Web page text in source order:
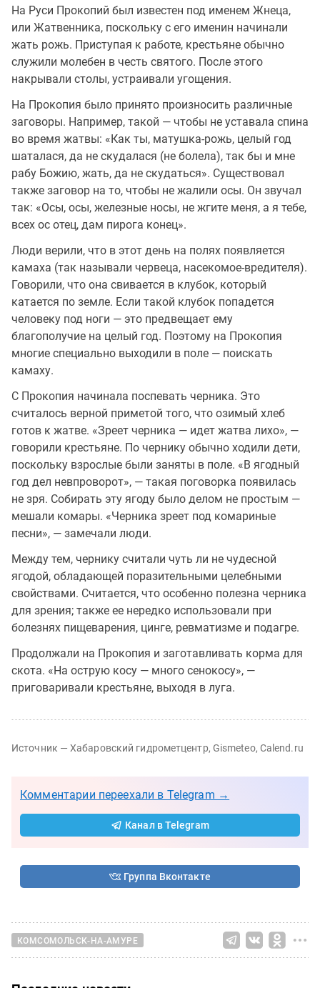
На Руси Прокопий был известен под именем Жнеца,
или Жатвенника, поскольку с его именин начинали
жать рожь. Приступая к работе, крестьяне обычно
служили молебен в честь святого. После этого
накрывали столы, устраивали угощения.
На Прокопия было принято произносить различные
заговоры. Например, такой — чтобы не уставала спина
во время жатвы: «Как ты, матушка-рожь, целый год
шаталася, да не скудалася (не болела), так бы и мне
рабу Божию, жать, да не скудаться». Существовал
также заговор на то, чтобы не жалили осы. Он звучал
так: «Осы, осы, железные носы, не жгите меня, а я тебе,
всех ос отец, дам пирога конец».
Люди верили, что в этот день на полях появляется
камаха (так называли червеца, насекомое-вредителя).
Говорили, что она свивается в клубок, который
катается по земле. Если такой клубок попадется
человеку под ноги — это предвещает ему
благополучие на целый год. Поэтому на Прокопия
многие специально выходили в поле — поискать
камаху.
С Прокопия начинала поспевать черника. Это
считалось верной приметой того, что озимый хлеб
готов к жатве. «Зреет черника — идет жатва лихо», —
говорили крестьяне. По чернику обычно ходили дети,
поскольку взрослые были заняты в поле. «В ягодный
год дел невпроворот», — такая поговорка появилась
не зря. Собирать эту ягоду было делом не простым —
мешали комары. «Черника зреет под комариные
песни», — замечали люди.
Между тем, чернику считали чуть ли не чудесной
ягодой, обладающей поразительными целебными
свойствами. Считается, что особенно полезна черника
для зрения; также ее нередко использовали при
болезнях пищеварения, цинге, ревматизме и подагре.
Продолжали на Прокопия и заготавливать корма для
скота. «На острую косу — много сенокосу», —
приговаривали крестьяне, выходя в луга.
Источник — Хабаровский гидрометцентр, Gismeteo, Calend.ru
Комментарии переехали в Telegram →
Канал в Telegram
Группа Вконтакте
КОМСОМОЛЬСК-НА-АМУРЕ